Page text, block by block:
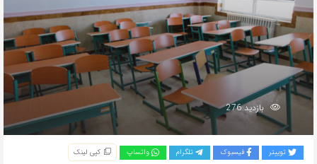
بازدید 276
توییتر فیسبوک تلگرام واتساپ کپی لینک